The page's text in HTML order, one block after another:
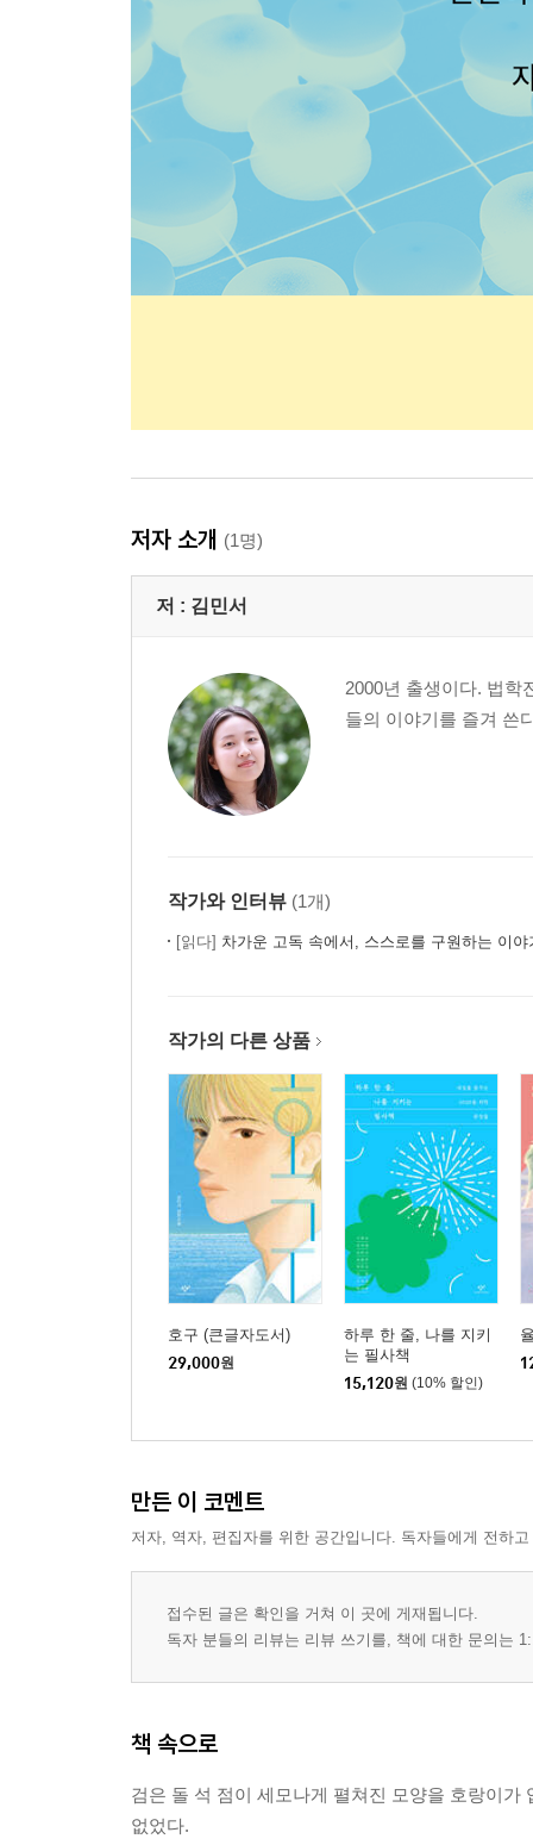
저자 소개 (1명)
저 : 김민서
2000년 출생이다. 법학
들의 이야기를 즐겨 쓴
작가와 인터뷰 (1개)
[읽다] 차가운 고독 속에서, 스스로를 구원하는 이야
작가의 다른 상품
호구 (큰글자도서)
29,000원
하루 한 줄, 나를 지키
는 필사책
15,120원 (10% 할인)
만든 이 코멘트
저자, 역자, 편집자를 위한 공간입니다. 독자들에게 전하
접수된 글은 확인을 거쳐 이 곳에 게재됩니다.
독자 분들의 리뷰는 리뷰 쓰기를, 책에 대한 문의는
책 속으로
검은 돌 석 점이 세모나게 펼쳐진 모양을 호랑이
없었다.